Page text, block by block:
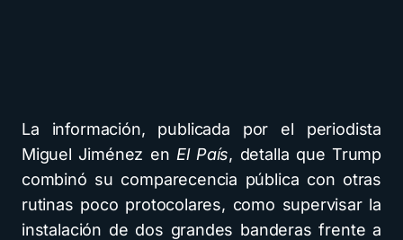
La información, publicada por el periodista
Miguel Jiménez en El País, detalla que Trump
combinó su comparecencia pública con otras
rutinas poco protocolares, como supervisar la
instalación de dos grandes banderas frente a